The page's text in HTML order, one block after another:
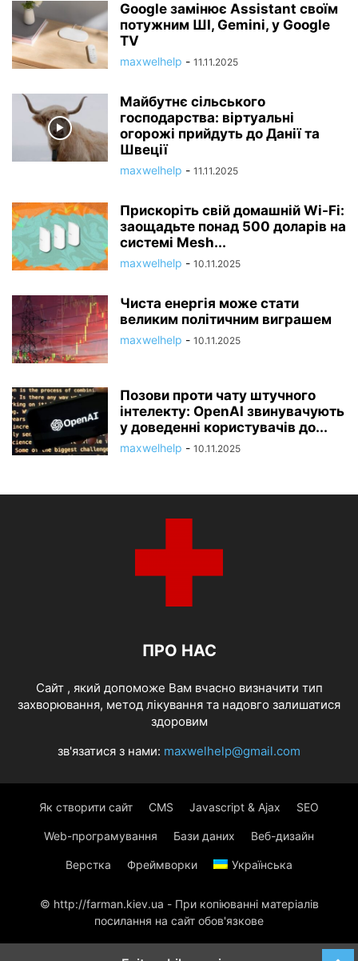
Google замінює Assistant своїм
потужним ШІ, Gemini, у Google
TV
maxwelhelp - 11.11.2025
Майбутнє сільського
господарства: віртуальні
огорожі прийдуть до Данії та
Швеції
maxwelhelp - 11.11.2025
Прискоріть свій домашній Wi-Fi:
заощадьте понад 500 доларів на
системі Mesh...
maxwelhelp - 10.11.2025
Чиста енергія може стати
великим політичним виграшем
maxwelhelp - 10.11.2025
Позови проти чату штучного
інтелекту: OpenAI звинувачують
у доведенні користувачів до...
maxwelhelp - 10.11.2025
ПРО НАС
Cайт , який допоможе Вам вчасно визначити тип
захворювання, метод лікування та надовго залишатися
здоровим
зв'язатися з нами: maxwelhelp@gmail.com
Як створити сайт CMS Javascript & Ajax SEO
Web-програмування Бази даних Веб-дизайн
Верстка Фреймворки Українська
© http://farman.kiev.ua - При копіюванні матеріалів
посилання на сайт обов'язкове